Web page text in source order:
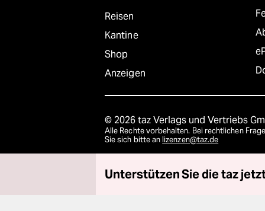
Reisen
Kantine
Shop
Anzeigen
© 2026 taz Verlags und Vertriebs
Alle Rechte vorbehalten. Bei rechtlichen
Sie sich bitte an lizenzen@taz.de
Unterstützen Sie die taz